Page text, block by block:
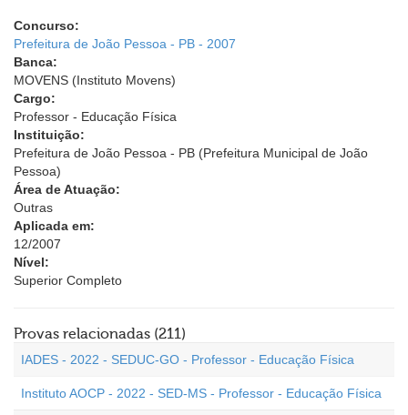
Concurso:
Prefeitura de João Pessoa - PB - 2007
Banca:
MOVENS (Instituto Movens)
Cargo:
Professor - Educação Física
Instituição:
Prefeitura de João Pessoa - PB (Prefeitura Municipal de João
Pessoa)
Área de Atuação:
Outras
Aplicada em:
12/2007
Nível:
Superior Completo
Provas relacionadas (211)
IADES - 2022 - SEDUC-GO - Professor - Educação Física
Instituto AOCP - 2022 - SED-MS - Professor - Educação Física